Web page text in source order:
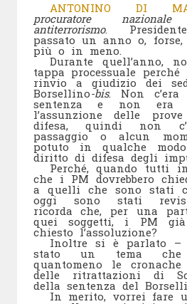
ANTONINO DI
procuratore
antiterrorismo.
passato un anno o,
più o in meno.
Durante quell’anno,
tappa processuale
rinvio a giudizio dei
Borsellino-bis. Non
sentenza e non era
l’assunzione delle
difesa, quindi non
passaggio o alcun
potuto in qualche
diritto di difesa degli
Perché, quando tutti
che i PM dovrebbero
a quelli che sono stati
oggi sono stati
ricorda che, per una
quei soggetti, i PM
chiesto l’assoluzione?
Inoltre si è parlato –
stato un tema che
quantomeno le
delle ritrattazioni di
della sentenza del
In merito, vorrei fare